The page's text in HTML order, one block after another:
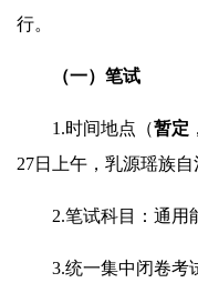
行。
（一） 笔试
1.时间地点（暂定
27日上午，乳源瑶族自
2.笔试科目：通用能
3.统一集中闭卷考试